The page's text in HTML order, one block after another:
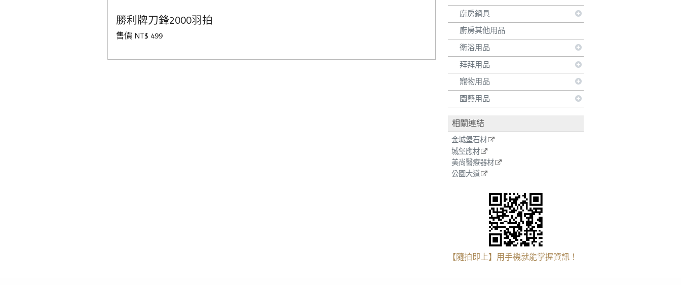
廚房鍋具
廚房其他用品
衛浴用品
拜拜用品
寵物用品
園藝用品
相關連結
金城堡石材
城堡應材
美尚醫療器材
公園大道
【隨拍即上】用手機就能掌握資訊！
勝利牌刀鋒2000羽拍
售價 NT$ 499